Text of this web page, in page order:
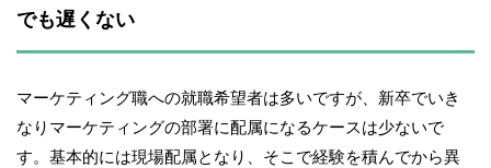
でも遅くない
マーケティング職への就職希望者は多いですが、新卒でいき
なりマーケティングの部署に配属になるケースは少ないで
す。基本的には現場配属となり、そこで経験を積んでから異